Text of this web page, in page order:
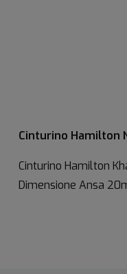
Cinturino Hamilton
Cinturino Hamilton
Dimensione Ansa